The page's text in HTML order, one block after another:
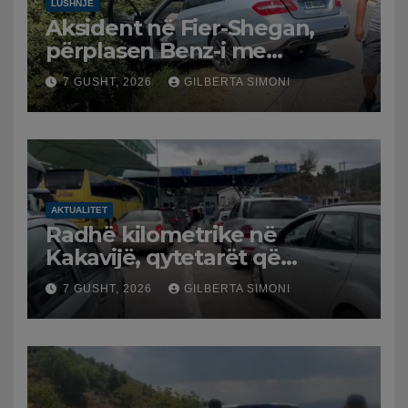
LUSHNJË
Aksident në Fier-Shegan,
përplasen Benz-i me
furgonin, plagoset një i
moshuar
7 GUSHT, 2026 GILBERTA SIMONI
AKTUALITET
Radhë kilometrike në
Kakavijë, qytetarët që
kthehen në Shqipëri
bllokohen në temperatura të
larta, pala greke punon me
ritme të ngadalta
7 GUSHT, 2026 GILBERTA SIMONI